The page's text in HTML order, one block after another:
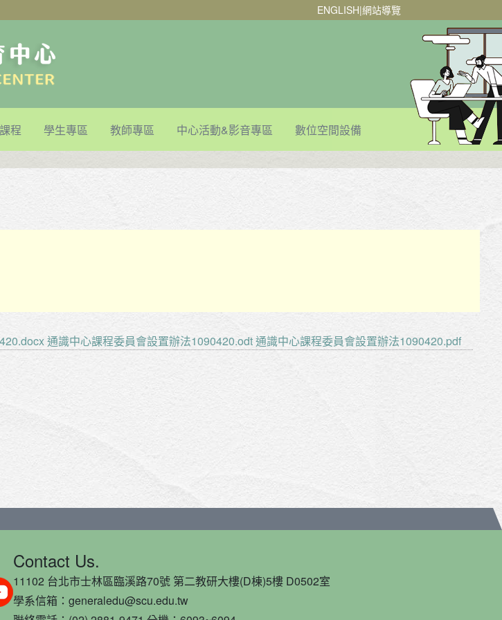
ENGLISH|網站導覽
程 學生專區 教師專區 中心活動&影音專區 數位空間設備
通識中心課程委員會設置辦法1090420.odt通識中心課程委員會設置辦法1090420.pdf
Contact Us.
11102 台北市士林區臨溪路70號 第二教研大樓(D棟)5樓 D0502室
學系信箱：generaledu@scu.edu.tw